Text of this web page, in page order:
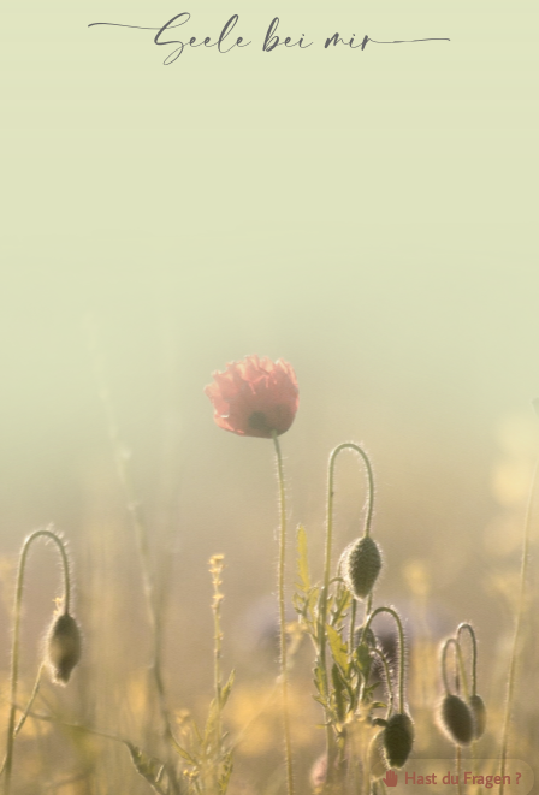
Hast du Fragen ?
-Seele bei mir-